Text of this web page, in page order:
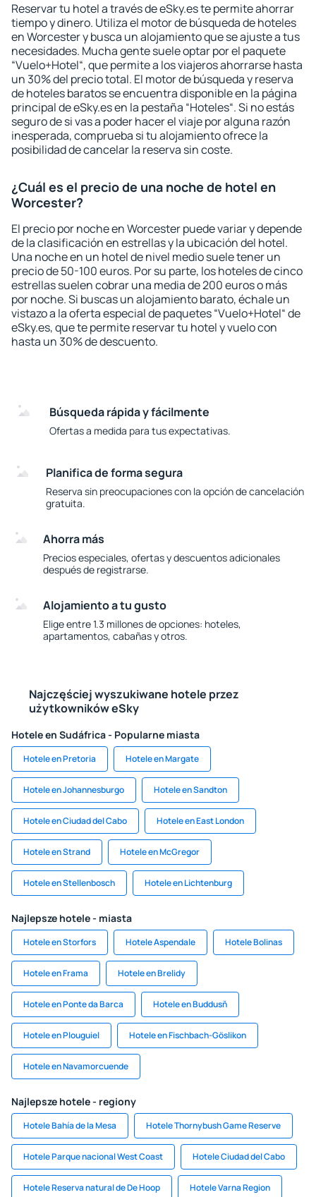
Reservar tu hotel a través de eSky.es te permite ahorrar
tiempo y dinero. Utiliza el motor de búsqueda de hoteles
en Worcester y busca un alojamiento que se ajuste a tus
necesidades. Mucha gente suele optar por el paquete
“Vuelo+Hotel“, que permite a los viajeros ahorrarse hasta
un 30% del precio total. El motor de búsqueda y reserva
de hoteles baratos se encuentra disponible en la página
principal de eSky.es en la pestaña “Hoteles“. Si no estás
seguro de si vas a poder hacer el viaje por alguna razón
inesperada, comprueba si tu alojamiento ofrece la
posibilidad de cancelar la reserva sin coste.
¿Cuál es el precio de una noche de hotel en
Worcester?
El precio por noche en Worcester puede variar y depende
de la clasificación en estrellas y la ubicación del hotel.
Una noche en un hotel de nivel medio suele tener un
precio de 50-100 euros. Por su parte, los hoteles de cinco
estrellas suelen cobrar una media de 200 euros o más
por noche. Si buscas un alojamiento barato, échale un
vistazo a la oferta especial de paquetes “Vuelo+Hotel“ de
eSky.es, que te permite reservar tu hotel y vuelo con
hasta un 30% de descuento.
Búsqueda rápida y fácilmente
Ofertas a medida para tus expectativas.
Planifica de forma segura
Reserva sin preocupaciones con la opción de cancelación
gratuita.
Ahorra más
Precios especiales, ofertas y descuentos adicionales
después de registrarse.
Alojamiento a tu gusto
Elige entre 1.3 millones de opciones: hoteles,
apartamentos, cabañas y otros.
Najczęściej wyszukiwane hotele przez
użytkowników eSky
Hotele en Sudáfrica - Popularne miasta
Hotele en Pretoria Hotele en Margate
Hotele en Johannesburgo Hotele en Sandton
Hotele en Ciudad del Cabo Hotele en East London
Hotele en Strand Hotele en McGregor
Hotele en Stellenbosch Hotele en Lichtenburg
Najlepsze hotele - miasta
Hotele en Storfors Hotele Aspendale Hotele Bolinas
Hotele en Frama Hotele en Brelidy
Hotele en Ponte da Barca Hotele en Buddusň
Hotele en Plouguiel Hotele en Fischbach-Göslikon
Hotele en Navamorcuende
Najlepsze hotele - regiony
Hotele Bahía de la Mesa Hotele Thornybush Game Reserve
Hotele Parque nacional West Coast Hotele Ciudad del Cabo
Hotele Reserva natural de De Hoop Hotele Varna Region